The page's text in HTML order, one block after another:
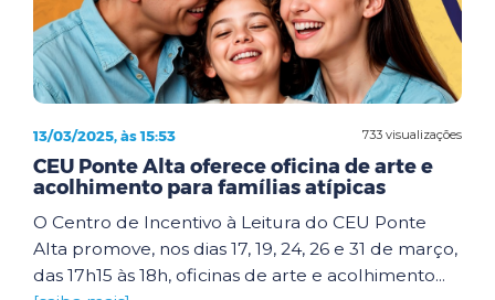
733 visualizações
13/03/2025, às 15:53
CEU Ponte Alta oferece oficina de arte e
acolhimento para famílias atípicas
O Centro de Incentivo à Leitura do CEU Ponte
Alta promove, nos dias 17, 19, 24, 26 e 31 de março,
das 17h15 às 18h, oficinas de arte e acolhimento...